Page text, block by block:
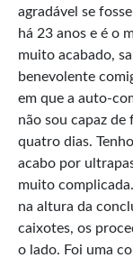
agradável se
há 23 anos e é o
muito acabado,
benevolente
em que a auto-
não sou capaz de
quatro dias.
acabo por
muito
na altura da
caixotes, os
o lado. Foi uma